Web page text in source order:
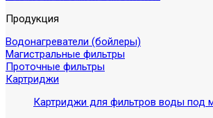
Продукция
Водонагреватели (бойлеры)
Магистральные фильтры
Проточные фильтры
Картриджи
Картриджи для фильтров воды под